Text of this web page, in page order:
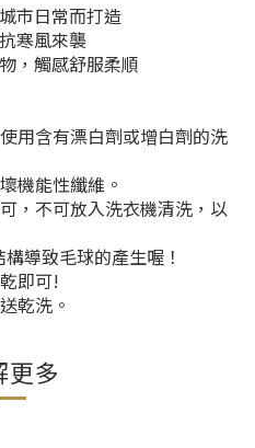
市日常而打造
寒風來襲
，觸感舒服柔順
用含有漂白劑或增白劑的洗
機能性纖維。
，不可放入洗衣機清洗，以
導致毛球的產生喔！
即可!
乾洗。
更多